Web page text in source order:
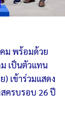
ม พร้อมด้วย
เป็นตัวแทน
เข้าร่วมแสดง
ครบรอบ 26 ปี